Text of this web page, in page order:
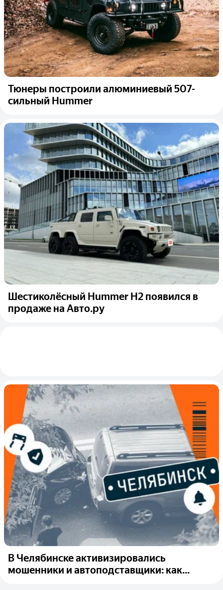
Тюнеры построили алюминиевый 507-
сильный Hummer
Шестиколёсный Hummer H2 появился в
продаже на Авто.ру
В Челябинске активизировались
мошенники и автоподставщики: как...